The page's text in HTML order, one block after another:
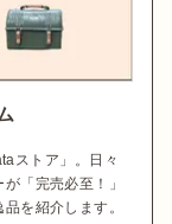
ストア」。日々
「完売必至！」
を紹介します。